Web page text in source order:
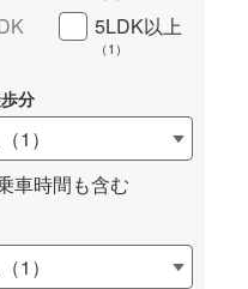
5LDK以上
（1 ）
分
（1 ）
車時間も含む
（1 ）